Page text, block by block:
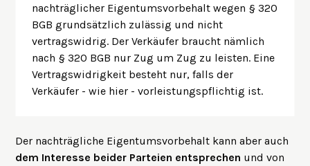
nachträglicher Eigentumsvorbehalt wegen § 320
BGB grundsätzlich zulässig und nicht
vertragswidrig. Der Verkäufer braucht nämlich
nach § 320 BGB nur Zug um Zug zu leisten. Eine
Vertragswidrigkeit besteht nur, falls der
Verkäufer - wie hier - vorleistungspflichtig ist.
Der nachträgliche Eigentumsvorbehalt kann aber auch
dem Interesse beider Parteien entsprechen und von